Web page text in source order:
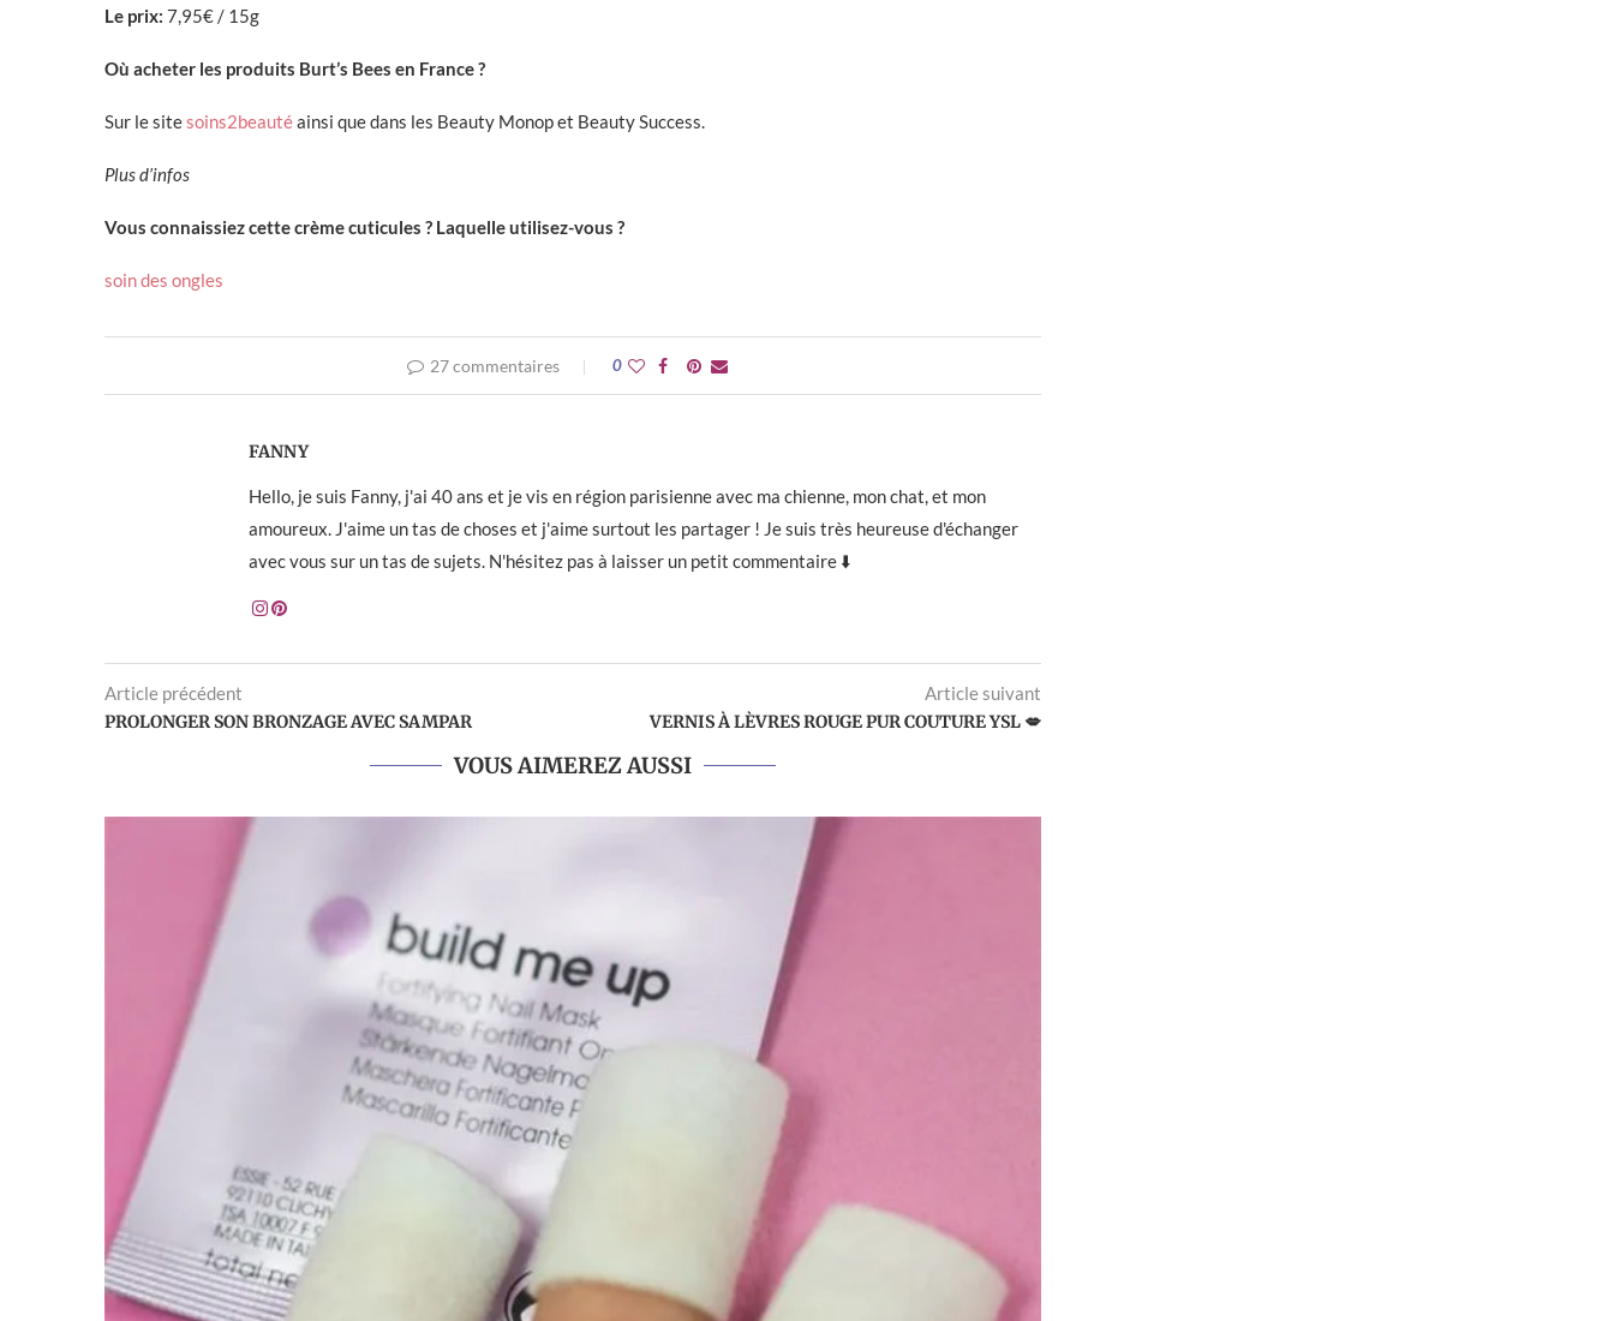
Le prix: 7,95€ / 15g
Où acheter les produits Burt’s Bees en France ?
Sur le sitesoins2beautéainsi que dans les Beauty Monop et Beauty Success.
Plus d’infos
Vous connaissiez cette crème cuticules ? Laquelle utilisez-vous ?
soin des ongles
27 commentaires 0
FANNY
Hello, je suis Fanny, j'ai 40 ans et je vis en région parisienne avec ma chienne, mon chat, et mon
amoureux. J'aime un tas de choses et j'aime surtout les partager ! Je suis très heureuse d'échanger
avec vous sur un tas de sujets. N'hésitez pas à laisser un petit commentaire ⬇️
Article précédent
PROLONGER SON BRONZAGE AVEC SAMPAR
Article suivant
VERNIS À LÈVRES ROUGE PUR COUTURE YSL 💋
VOUS AIMEREZ AUSSI